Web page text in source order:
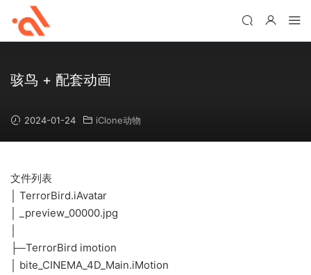
骇鸟 + 配套动画
2024-01-24 iClone动物
文件列表
│ TerrorBird.iAvatar
│ _preview_00000.jpg
├─TerrorBird imotion
│ bite_CINEMA_4D_Main.iMotion